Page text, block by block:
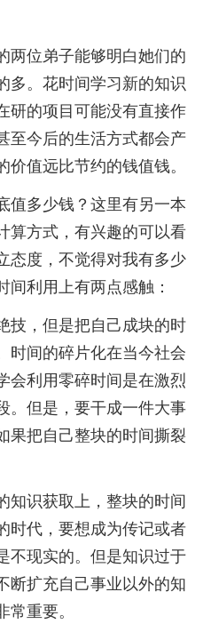
两位弟子能够明白她们的
多。花时间学习新的知识
研的项目可能没有直接作
至今后的生活方式都会产
值远比节约的钱值钱。
值多少钱？这里有另一本
算方式，有兴趣的可以看
态度，不觉得对我有多少
间利用上有两点感触：
技，但是把自己成块的时
时间的碎片化在当今社会
会利用零碎时间是在激烈
。但是，要干成一件大事
果把自己整块的时间撕裂
知识获取上，整块的时间
时代，要想成为传记或者
不现实的。但是知识过于
断扩充自己事业以外的知
重要。